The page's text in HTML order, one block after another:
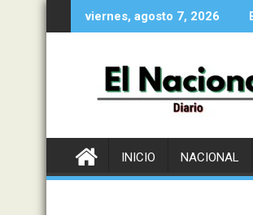
al
viernes, agosto 7, 2026
INICIO NACIONAL